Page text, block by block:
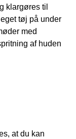
klargøres til
tøj på under
med
af huden
at du kan